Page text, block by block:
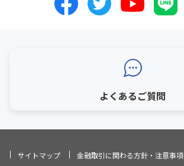
よくあるご質問
サイトマップ
金融取引に関わる方針・注意事項